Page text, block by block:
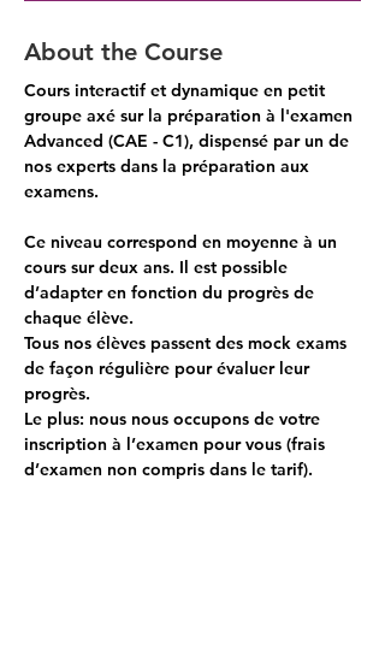
About the Course
Cours interactif et dynamique en petit
groupe axé sur la préparation à l'examen
Advanced (CAE - C1), dispensé par un de
nos experts dans la préparation aux
examens.
Ce niveau correspond en moyenne à un
cours sur deux ans. Il est possible
d’adapter en fonction du progrès de
chaque élève.
Tous nos élèves passent des mock exams
de façon régulière pour évaluer leur
progrès.
Le plus: nous nous occupons de votre
inscription à l’examen pour vous (frais
d’examen non compris dans le tarif).